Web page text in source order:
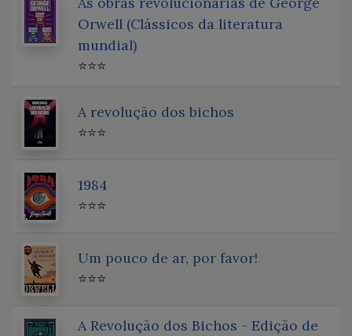
Orwell (Clássicos da literatura
mundial)
⭐⭐⭐
A revolução dos bichos
⭐⭐⭐
1984
⭐⭐⭐
Um pouco de ar, por favor!
⭐⭐⭐
A Revolução dos Bichos - Edição de